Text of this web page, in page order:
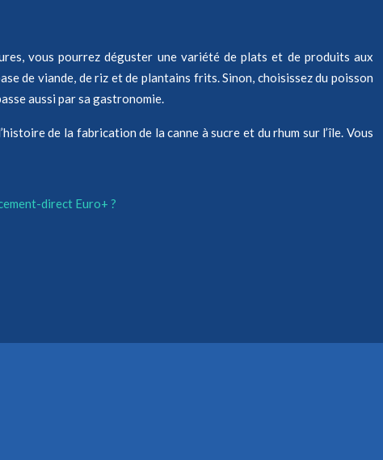
vous pourrez déguster une variété de plats et de produits aux
de viande, de riz et de plantains frits. Sinon, choisissez du poisson
aussi par sa gastronomie.
de la fabrication de la canne à sucre et du rhum sur l’île. Vous
direct Euro+ ?